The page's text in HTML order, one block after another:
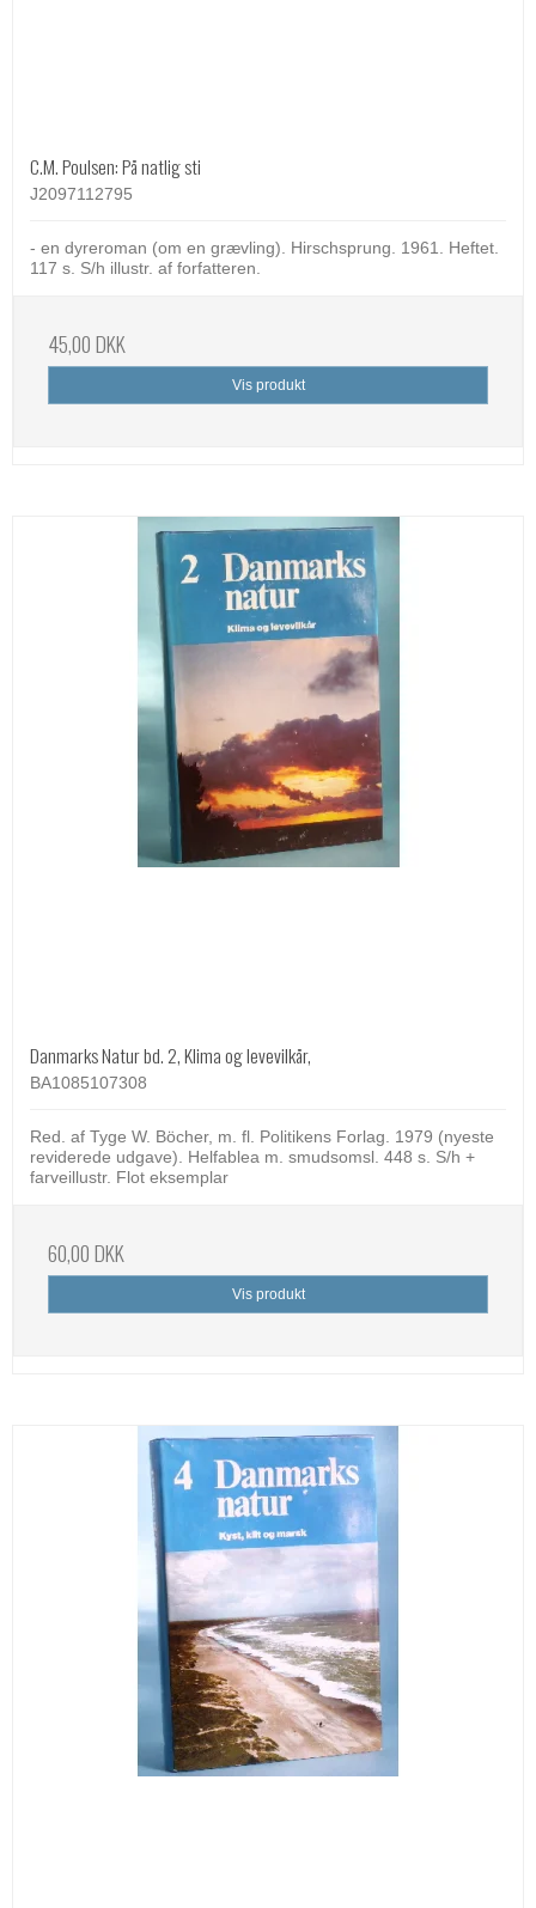
C.M. Poulsen: På natlig sti
J2097112795
- en dyreroman (om en grævling). Hirschsprung. 1961. Heftet.
117 s. S/h illustr. af forfatteren.
45,00 DKK
Vis produkt
Danmarks Natur bd. 2, Klima og levevilkår,
BA1085107308
Red. af Tyge W. Böcher, m. fl. Politikens Forlag. 1979 (nyeste
reviderede udgave). Helfablea m. smudsomsl. 448 s. S/h +
farveillustr. Flot eksemplar
60,00 DKK
Vis produkt